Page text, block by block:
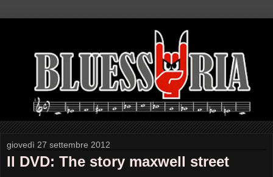
giovedì 27 settembre 2012
Il DVD: The story maxwell street